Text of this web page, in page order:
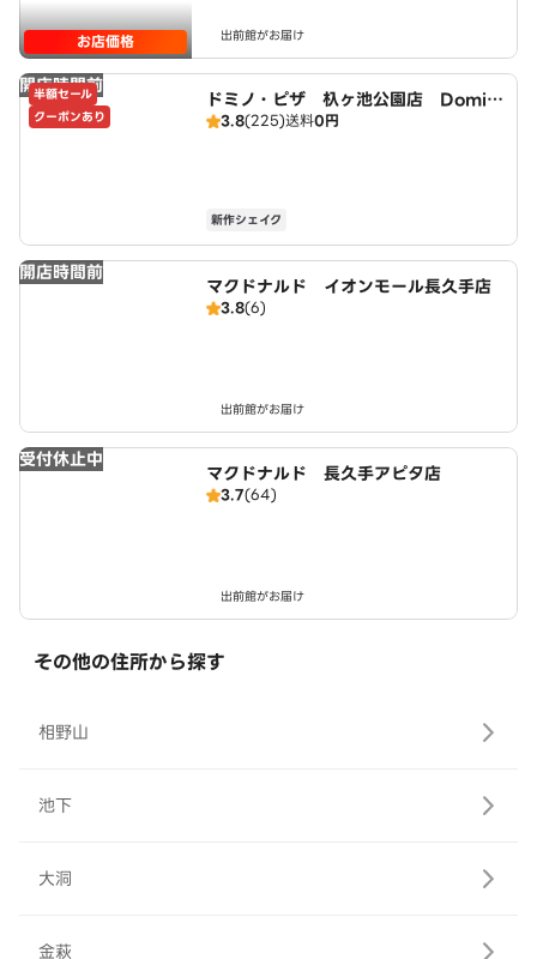
お店価格 出前館がお届け
開店時間前
半額セール
クーポンあり
ドミノ・ピザ 杁ヶ池公園店 Domin
o's3.8(225)送料0円
新作シェイク
開店時間前
マクドナルド イオンモール長久手店
3.8(6)
出前館がお届け
受付休止中
マクドナルド 長久手アピタ店
3.7(64)
出前館がお届け
その他の住所から探す
相野山
池下
大洞
金萩